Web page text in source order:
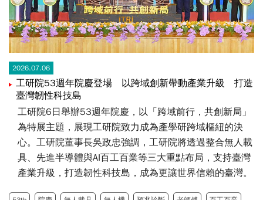
2026.07.06
工研院53週年院慶登場 以跨域創新帶動產業升級 打造
臺灣韌性科技島
工研院6日舉辦53週年院慶，以「跨域前行，共創新局」
為特展主題，展現工研院致力成為產學研跨域樞紐的決
心。工研院董事長吳政忠強調，工研院將透過整合無人載
具、先進半導體與AI百工百業等三大重點布局，支持臺灣
產業升級，打造韌性科技島，成為更讓世界信賴的臺灣。